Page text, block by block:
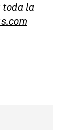
toda la